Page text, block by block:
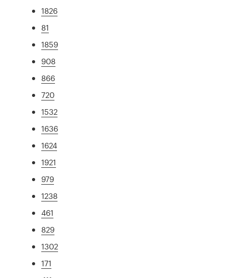
1826
81
1859
908
866
720
1532
1636
1624
1921
979
1238
461
829
1302
171